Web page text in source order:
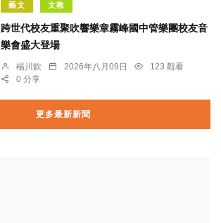
藝文 文教
跨世代校友重聚吹響樂章霧峰國中管樂團校友音
樂會盛大登場
楊川欽 2026年八月09日
123 觀看
0 分享
更多最新新聞